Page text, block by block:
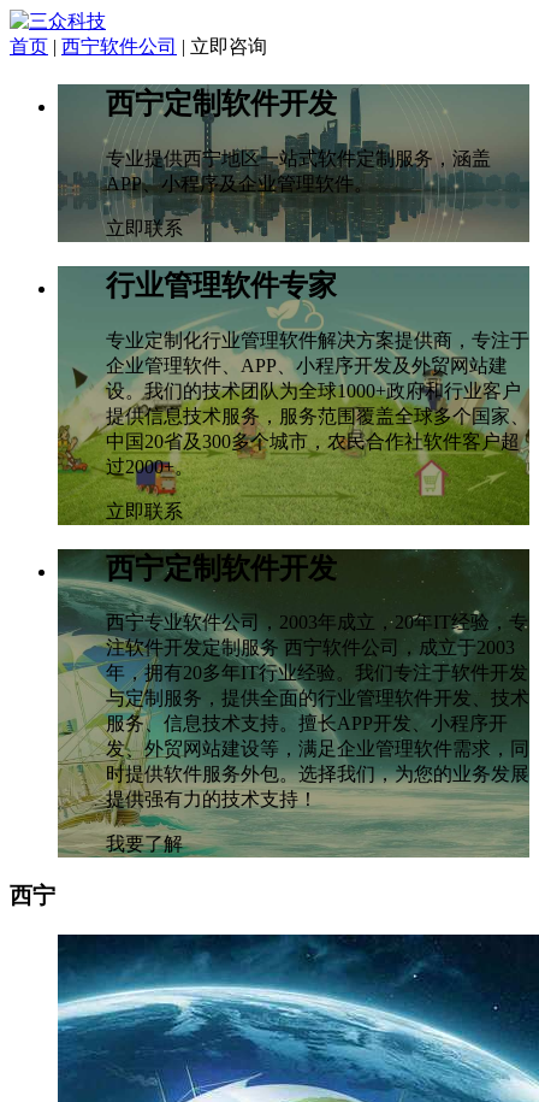
首页 | 西宁软件公司 | 立即咨询
西宁定制软件开发
专业提供西宁地区一站式软件定制服务，涵盖
APP、小程序及企业管理软件。
立即联系
行业管理软件专家
专业定制化行业管理软件解决方案提供商，专注于
企业管理软件、APP、小程序开发及外贸网站建
设。我们的技术团队为全球1000+政府和行业客户
提供信息技术服务，服务范围覆盖全球多个国家、
中国20省及300多个城市，农民合作社软件客户超
过2000+。
立即联系
西宁定制软件开发
西宁专业软件公司，2003年成立，20年IT经验，专
注软件开发定制服务 西宁软件公司，成立于2003
年，拥有20多年IT行业经验。我们专注于软件开发
与定制服务，提供全面的行业管理软件开发、技术
服务、信息技术支持。擅长APP开发、小程序开
发、外贸网站建设等，满足企业管理软件需求，同
时提供软件服务外包。选择我们，为您的业务发展
提供强有力的技术支持！
我要了解
西宁